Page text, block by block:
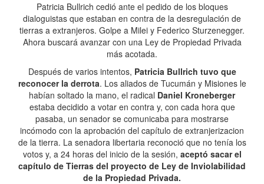
Patricia Bullrich cedió ante el pedido de los bloques
dialoguistas que estaban en contra de la desregulación de
tierras a extranjeros. Golpe a Milei y Federico Sturzenegger.
Ahora buscará avanzar con una Ley de Propiedad Privada
más acotada.
Después de varios intentos, Patricia Bullrich tuvo que
reconocer la derrota. Los aliados de Tucumán y Misiones le
habían soltado la mano, el radical Daniel Kroneberger
estaba decidido a votar en contra y, con cada hora que
pasaba, un senador se comunicaba para mostrarse
incómodo con la aprobación del capítulo de extranjerizacion
de la tierra. La senadora libertaria reconoció que no tenía los
votos y, a 24 horas del inicio de la sesión, aceptó sacar el
capítulo de Tierras del proyecto de Ley de Inviolabilidad
de la Propiedad Privada.